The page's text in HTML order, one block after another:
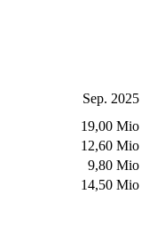
Sep. 2025
19,00 Mio
12,60 Mio
9,80 Mio
14,50 Mio